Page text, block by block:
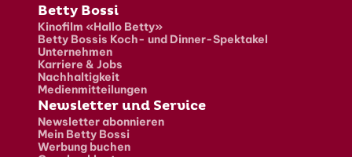
Fusszeile
Betty Bossi
Kinofilm «Hallo Betty»
Betty Bossis Koch- und Dinner-Spektakel
Unternehmen
Karriere & Jobs
Nachhaltigkeit
Medienmitteilungen
Newsletter und Service
Newsletter abonnieren
Mein Betty Bossi
Werbung buchen